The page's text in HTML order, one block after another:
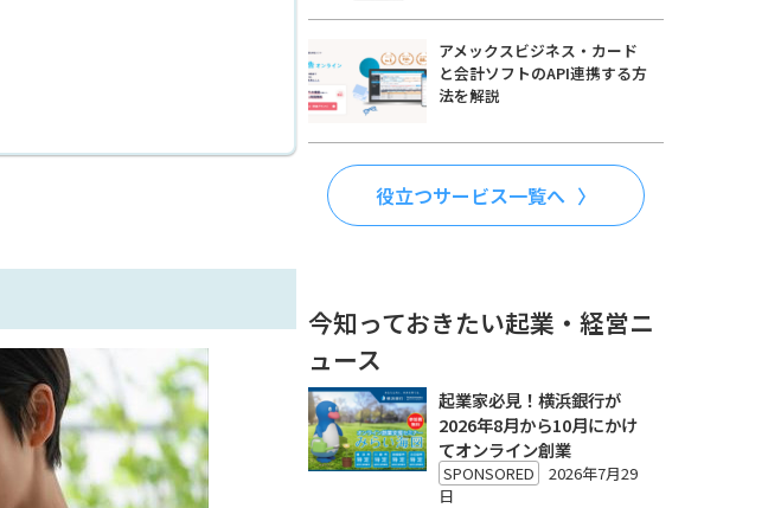
アメックスビジネス・カード
と会計ソフトのAPI連携する方
法を解説
役立つサービス一覧へ
今知っておきたい起業・経営ニ
ュース
起業家必見！横浜銀行が
2026年8月から10月にかけ
てオンライン創業
SPONSORED
2026年7月29
日